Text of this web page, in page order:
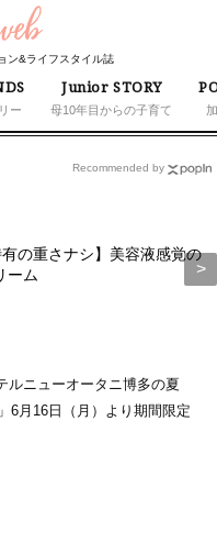
ン&ライフスタイル誌
ー
Junior STORY
母10年目からの子育て
有の重さナシ】美容液感覚の
ーム
Recommended by
ルニューオータニ博多の夏
6月16日（月）より期間限定